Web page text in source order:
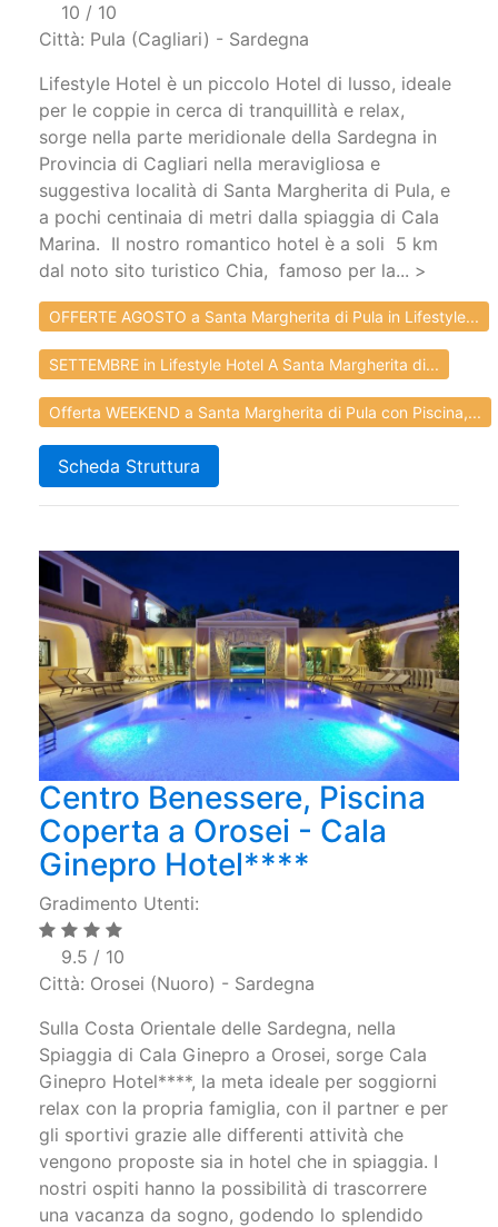
10 / 10
Città: Pula (Cagliari) - Sardegna
Lifestyle Hotel è un piccolo Hotel di lusso, ideale
per le coppie in cerca di tranquillità e relax,
sorge nella parte meridionale della Sardegna in
Provincia di Cagliari nella meravigliosa e
suggestiva località di Santa Margherita di Pula, e
a pochi centinaia di metri dalla spiaggia di Cala
Marina. Il nostro romantico hotel è a soli 5 km
dal noto sito turistico Chia, famoso per la... >
OFFERTE AGOSTO a Santa Margherita di Pula in Lifestyle...
SETTEMBRE in Lifestyle Hotel A Santa Margherita di...
Offerta WEEKEND a Santa Margherita di Pula con Piscina,...
Scheda Struttura
Centro Benessere, Piscina
Coperta a Orosei - Cala
Ginepro Hotel****
Gradimento Utenti:
9.5 / 10
Città: Orosei (Nuoro) - Sardegna
Sulla Costa Orientale delle Sardegna, nella
Spiaggia di Cala Ginepro a Orosei, sorge Cala
Ginepro Hotel****, la meta ideale per soggiorni
relax con la propria famiglia, con il partner e per
gli sportivi grazie alle differenti attività che
vengono proposte sia in hotel che in spiaggia. I
nostri ospiti hanno la possibilità di trascorrere
una vacanza da sogno, godendo lo splendido